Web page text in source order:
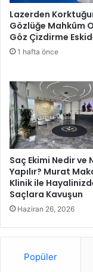
ı
n
ı
O
i
z
i
z
!
’
T
e
m
a
s
h
â
e
s
i
!
“
F
e
r
”
d
i
Lazerden
Gözlüğe Mahkûm
Göz Çizdirme
1 hafta önce
Saç Ekimi Nedir ve
Yapılır? Murat
Klinik ile
Saçlara Kavuşun
Haziran 26, 2026
Popüler